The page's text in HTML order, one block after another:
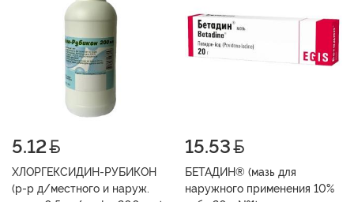
5.12
ХЛОРГЕКСИДИН-РУБИКОН
(р-р д/местного и наруж.
15.53
БЕТАДИН® (мазь для
наружного применения 10%